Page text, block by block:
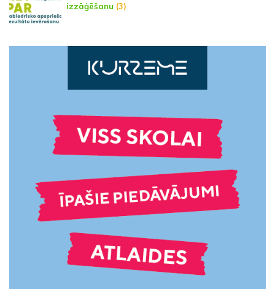
izzāģēšanu (3)